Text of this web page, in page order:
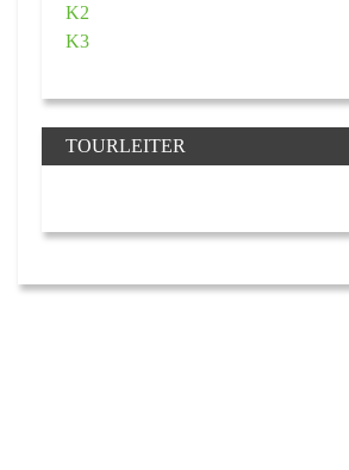
K2
K3
TOURLEITER